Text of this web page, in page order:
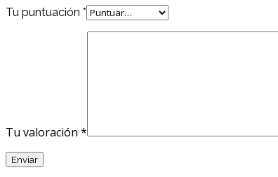
Tu puntuación *
Tu valoración *